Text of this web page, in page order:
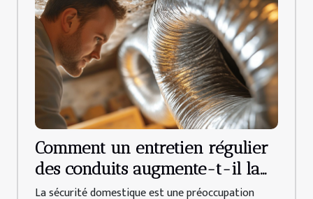
Comment un entretien régulier
des conduits augmente-t-il la
sécurité domestique ?
La sécurité domestique est une préoccupation